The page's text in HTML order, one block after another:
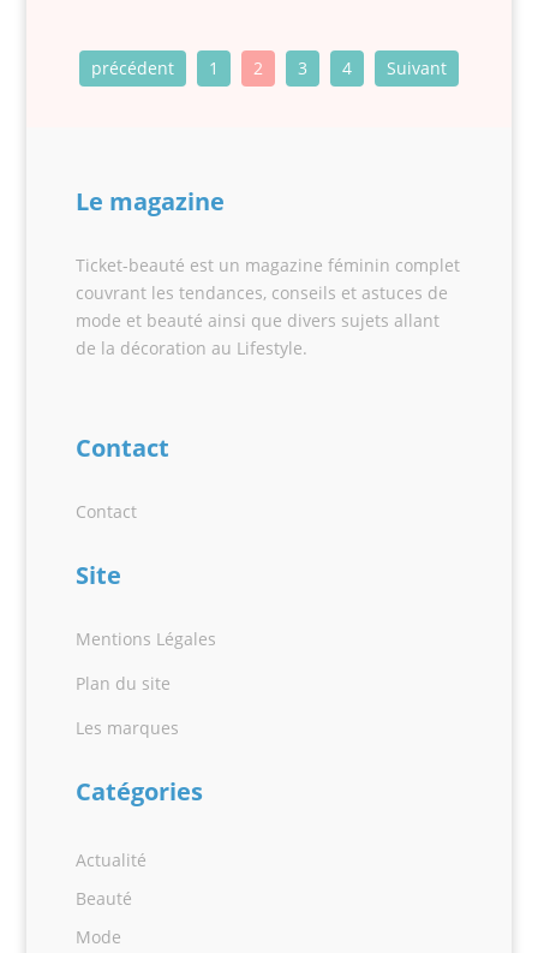
précédent 1 2 3 4 Suivant
Le magazine
Ticket-beauté est un magazine féminin complet
couvrant les tendances, conseils et astuces de
mode et beauté ainsi que divers sujets allant
de la décoration au Lifestyle.
Contact
Contact
Site
Mentions Légales
Plan du site
Les marques
Catégories
Actualité
Beauté
Mode